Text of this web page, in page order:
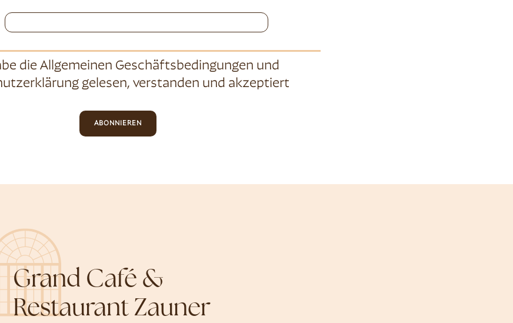
die Allgemeinen Geschäftsbedingungen und
gelesen, verstanden und akzeptiert
ABONNIEREN
Grand Café &
Restaurant Zauner